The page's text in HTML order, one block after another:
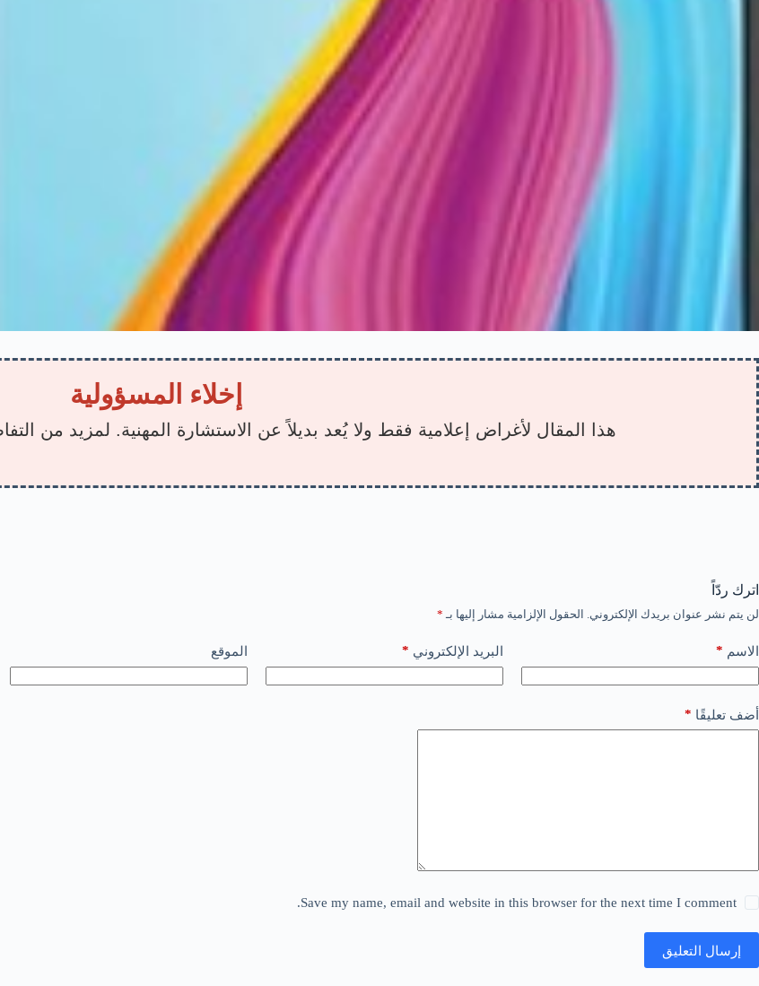
إخلاء المسؤولية
هذا المقال لأغراض إعلامية فقط ولا يُعد بديلاً عن الاستشارة المهنية. لمزيد من
اترك ردّاً
لن يتم نشر عنوان بريدك الإلكتروني. الحقول الإلزامية مشار إليها بـ *
الاسم * البريد الإلكتروني * الموقع
أضف تعليقًا *
Save my name, email and website in this browser for the next time I comment.
إرسال التعليق